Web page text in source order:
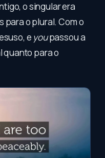
o singular era
para o plural. Com o
e youpassou a
quanto para o